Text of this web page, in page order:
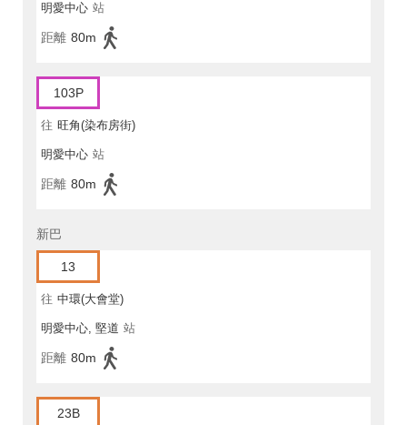
明愛中心 站
距離 80m
103P
往 旺角(染布房街)
明愛中心 站
距離 80m
新巴
13
往 中環(大會堂)
明愛中心, 堅道 站
距離 80m
23B